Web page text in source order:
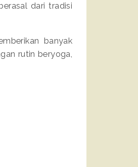
dari tradisi
banyak
rutin beryoga,